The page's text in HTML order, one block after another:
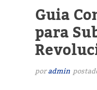
Guia
para
poradmin